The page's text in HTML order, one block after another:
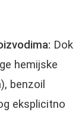
Dok
hemijske
benzoil
eksplicitno